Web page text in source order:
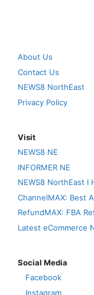
About Us
Contact Us
NEWS8 NorthEast
Privacy Policy
Visit
NEWS8 NE
INFORMER NE
NEWS8 NorthEast I
ChannelMAX: Best
RefundMAX: FBA
Latest eCommerce
Social Media
Facebook
Instagram